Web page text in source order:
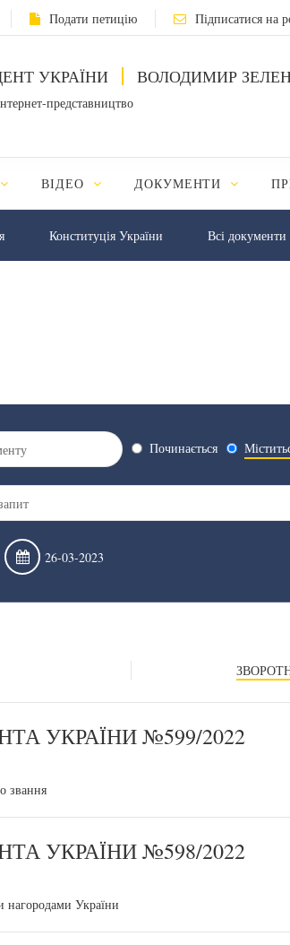
Подати петицію Підписатися на
УКРАЇНИ ВОЛОДИМИР
представництво
ВІДЕО ДОКУМЕНТИ
Конституція України Всі документи
Починається
УКРАЇНИ №599/2022
звання
УКРАЇНИ №598/2022
нагородами України